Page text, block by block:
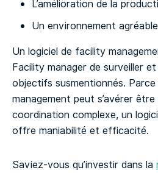
L’amélioration de la
Un environnement
Un logiciel de facility
Facility manager de surveiller et
objectifs susmentionnés.
management peut s’avérer
coordination complexe, un
offre maniabilité et efficacité.
Saviez-vous qu’investir dans la